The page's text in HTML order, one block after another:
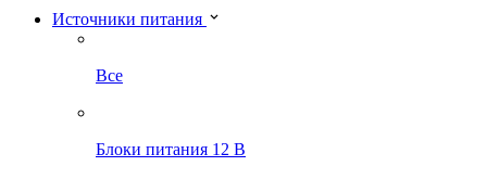
Источники питания
Все
Блоки питания 12 В